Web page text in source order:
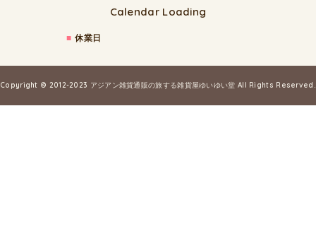
Calendar Loading
■ 休業日
Copyright © 2012-2023 アジアン雑貨通販の旅する雑貨屋ゆいゆい堂 All Rights Reserved.